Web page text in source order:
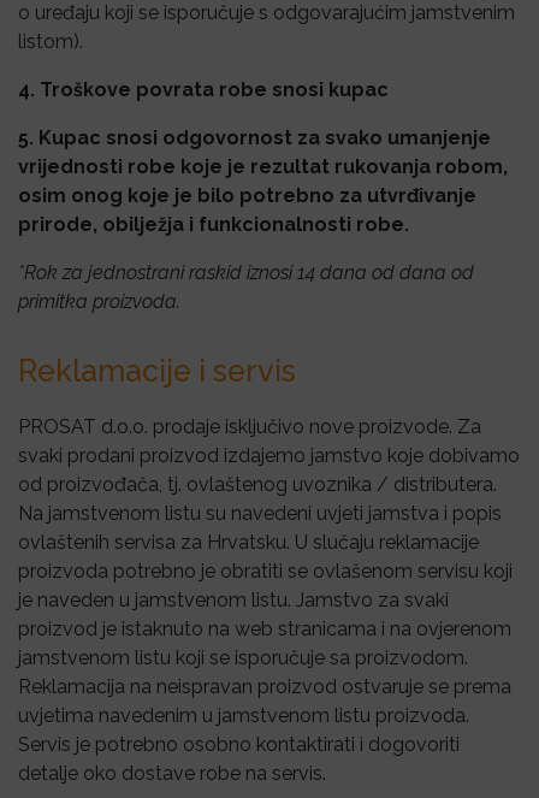
o uređaju koji se isporučuje s odgovarajućim jamstvenim
listom).
4. Troškove povrata robe snosi kupac
5. Kupac snosi odgovornost za svako umanjenje
vrijednosti robe koje je rezultat rukovanja robom,
osim onog koje je bilo potrebno za utvrđivanje
prirode, obilježja i funkcionalnosti robe.
*Rok za jednostrani raskid iznosi 14 dana od dana od
primitka proizvoda.
Reklamacije i servis
PROSAT d.o.o. prodaje isključivo nove proizvode. Za
svaki prodani proizvod izdajemo jamstvo koje dobivamo
od proizvođača, tj. ovlaštenog uvoznika / distributera.
Na jamstvenom listu su navedeni uvjeti jamstva i popis
ovlaštenih servisa za Hrvatsku. U slučaju reklamacije
proizvoda potrebno je obratiti se ovlašenom servisu koji
je naveden u jamstvenom listu. Jamstvo za svaki
proizvod je istaknuto na web stranicama i na ovjerenom
jamstvenom listu koji se isporučuje sa proizvodom.
Reklamacija na neispravan proizvod ostvaruje se prema
uvjetima navedenim u jamstvenom listu proizvoda.
Servis je potrebno osobno kontaktirati i dogovoriti
detalje oko dostave robe na servis.